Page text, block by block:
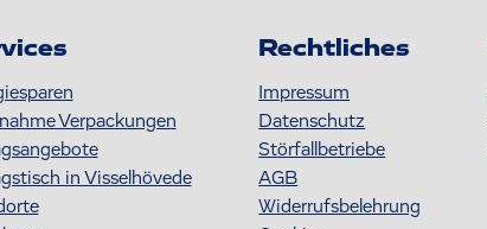
Verpackungen
in Visselhövede
Rechtliches
Impressum
Datenschutz
Störfallbetriebe
AGB
Widerrufsbelehrung